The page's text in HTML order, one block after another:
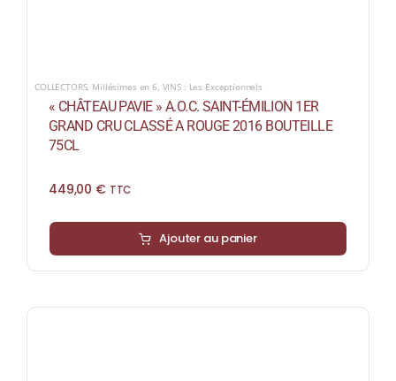
COLLECTORS, Millésimes en 6, VINS : Les Exceptionnels
« CHÂTEAU PAVIE » A.O.C. SAINT-ÉMILION 1ER
GRAND CRU CLASSÉ A ROUGE 2016 BOUTEILLE
75CL
449,00 € TTC
Ajouter au panier